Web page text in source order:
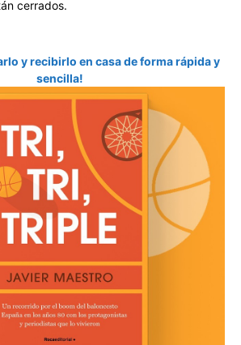
cerrados.
y recibirlo en casa de forma rápida y
sencilla!